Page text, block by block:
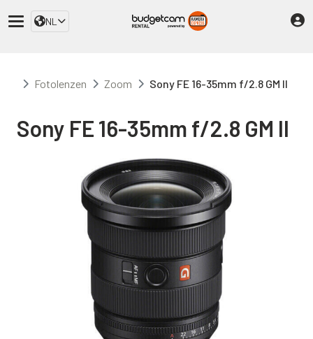
NL
Fotolenzen Zoom Sony FE 16-35mm f/2.8 GM II
Sony FE 16-35mm f/2.8 GM II